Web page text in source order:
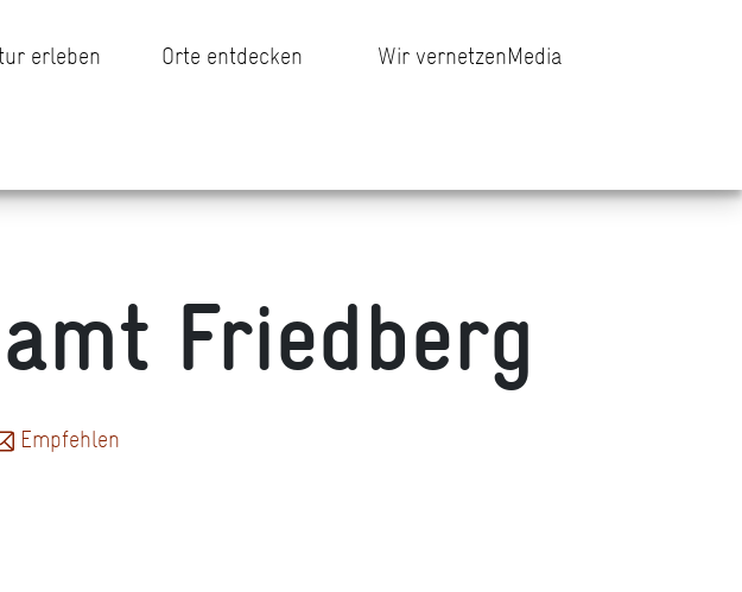
erleben Orte entdecken Wir vernetzenMedia
Friedberg
Empfehlen